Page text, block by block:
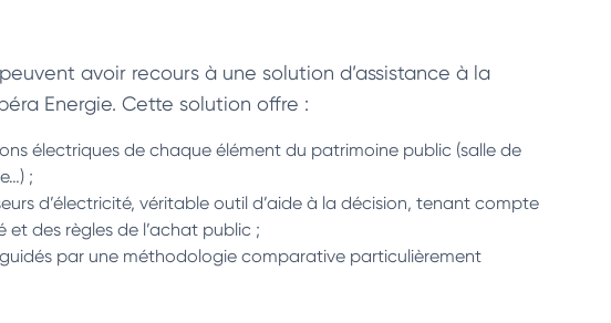
avoir recours à une solution d’assistance à la
Energie. Cette solution offre :
électriques de chaque élément du patrimoine public (salle de
;
d’électricité, véritable outil d’aide à la décision, tenant compte
des règles de l’achat public ;
guidés par une méthodologie comparative particulièrement